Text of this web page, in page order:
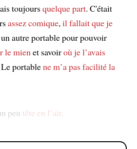
toujoursquelque part. C'était
assez comique, il fallait que je
autre portable pour pouvoir
le mien et savoiroù je l’avais
portablene m’a pas facilité la
peu tête en l’air.